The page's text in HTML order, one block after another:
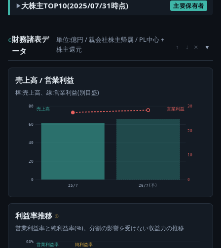
大株主TOP10(2025/07/31時点) 主要保有者
c財務諸表デ
ータ
単位:億円 / 親会社株主帰属 / PL中心 +
株主還元
↑ ↓ ×
売上高 / 営業利益
棒:売上高、線:営業利益(別目盛)
0
20
40
60
80
0
10
20
30
25/7 26/7(予)
売上高 営業利益
利益率推移 ⊙
営業利益率と純利益率(%)。分割の影響を受けない収益力の推移
60%
営業利益率 純利益率